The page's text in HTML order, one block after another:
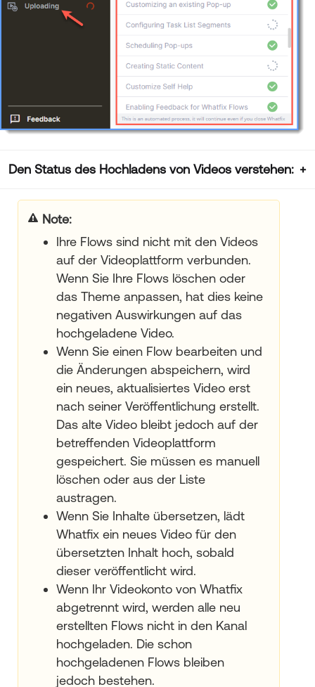
Den Status des Hochladens von Videos verstehen:
Note:
Ihre Flows sind nicht mit den Videos
auf der Videoplattform verbunden.
Wenn Sie Ihre Flows löschen oder
das Theme anpassen, hat dies keine
negativen Auswirkungen auf das
hochgeladene Video.
Wenn Sie einen Flow bearbeiten und
die Änderungen abspeichern, wird
ein neues, aktualisiertes Video erst
nach seiner Veröffentlichung erstellt.
Das alte Video bleibt jedoch auf der
betreffenden Videoplattform
gespeichert. Sie müssen es manuell
löschen oder aus der Liste
austragen.
Wenn Sie Inhalte übersetzen, lädt
Whatfix ein neues Video für den
übersetzten Inhalt hoch, sobald
dieser veröffentlicht wird.
Wenn Ihr Videokonto von Whatfix
abgetrennt wird, werden alle neu
erstellten Flows nicht in den Kanal
hochgeladen. Die schon
hochgeladenen Flows bleiben
jedoch bestehen.